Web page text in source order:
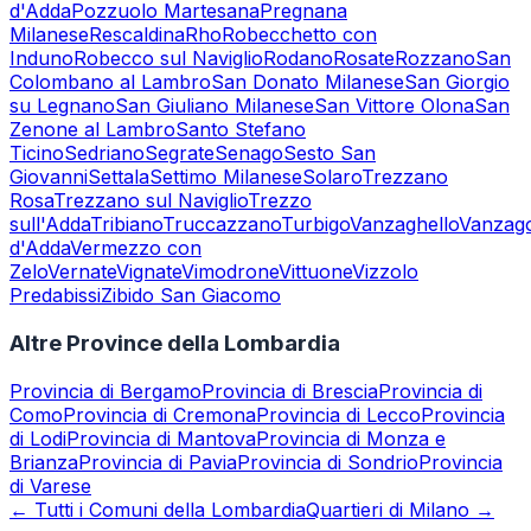
d'AddaPozzuolo MartesanaPregnana
MilaneseRescaldinaRhoRobecchetto con
IndunoRobecco sul NaviglioRodanoRosateRozzanoSan
Colombano al LambroSan Donato MilaneseSan Giorgio
su LegnanoSan Giuliano MilaneseSan Vittore OlonaSan
Zenone al LambroSanto Stefano
TicinoSedrianoSegrateSenagoSesto San
GiovanniSettalaSettimo MilaneseSolaroTrezzano
RosaTrezzano sul NaviglioTrezzo
sull'AddaTribianoTruccazzanoTurbigoVanzaghello
d'AddaVermezzo con
ZeloVernateVignateVimodroneVittuoneVizzolo
PredabissiZibido San Giacomo
Altre Province della Lombardia
Provincia di BergamoProvincia di BresciaProvincia di
ComoProvincia di CremonaProvincia di LeccoProvincia
di LodiProvincia di MantovaProvincia di Monza e
BrianzaProvincia di PaviaProvincia di SondrioProvincia
di Varese
← Tutti i Comuni della LombardiaQuartieri di Milano →